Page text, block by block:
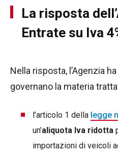
La risposta
Entrate su Iva
Nella risposta, l’Agenzia
governano la materia
l’articolo 1 della legge
un’aliquota Iva ridotta
importazioni di veicoli